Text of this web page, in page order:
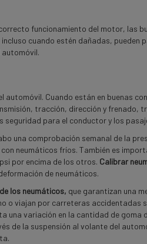
funcionamiento del motor, las
cuando estén dañadas, pueden
Cuando están en buenas
tracción, dirección y frenado,
seguridad para el conductor y los
una comprobación semanal de la
neumáticos fríos. También es
por encima de los otros. Calibrar
de neumáticos.
los neumáticos, que garantizan una
o viajan por carreteras accidentadas
una variación en la cantidad de goma
de la suspensión al volante del